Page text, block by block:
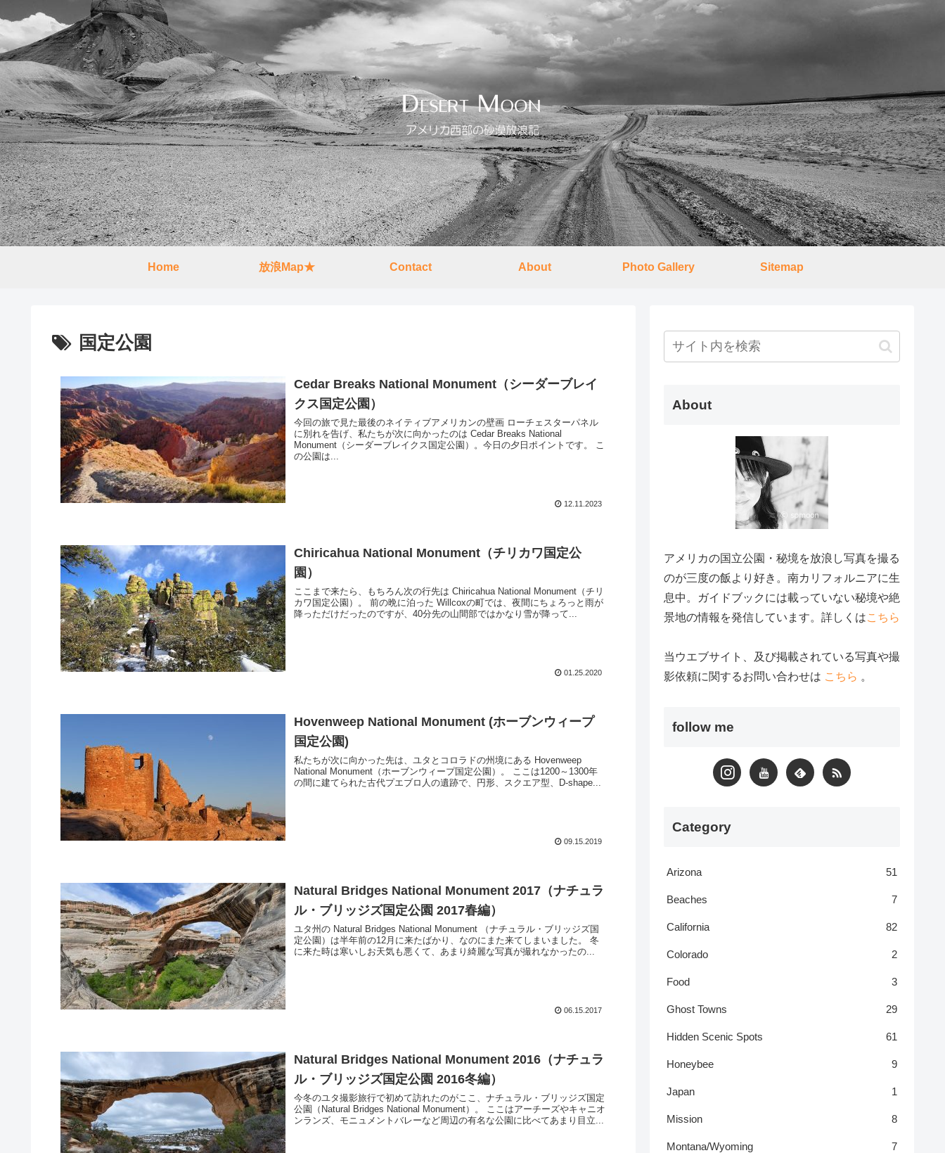
Home 放浪Map★ Contact About Photo Gallery Sitemap
国定公園
Cedar Breaks National Monument（シーダーブレイ
クス国定公園）
今回の旅で見た最後のネイティブアメリカンの壁画 ローチェスターパネル
に別れを告げ、私たちが次に向かったのは Cedar Breaks National
Monument（シーダーブレイクス国定公園）。今日の夕日ポイントです。 こ
の公園は...
12.11.2023
Chiricahua National Monument（チリカワ国定公
園）
ここまで来たら、もちろん次の行先は Chiricahua National Monument（チリ
カワ国定公園）。 前の晩に泊った Willcoxの町では、夜間にちょろっと雨が
降っただけだったのですが、40分先の山間部ではかなり雪が降って...
01.25.2020
Hovenweep National Monument (ホーブンウィープ
国定公園)
私たちが次に向かった先は、ユタとコロラドの州境にある Hovenweep
National Monument（ホーブンウィープ国定公園）。 ここは1200～1300年
の間に建てられた古代プエブロ人の遺跡で、円形、スクエア型、D-shape...
09.15.2019
Natural Bridges National Monument 2017（ナチュラ
ル・ブリッジズ国定公園 2017春編）
ユタ州の Natural Bridges National Monument （ナチュラル・ブリッジズ国
定公園）は半年前の12月に来たばかり、なのにまた来てしまいました。 冬
に来た時は寒いしお天気も悪くて、あまり綺麗な写真が撮れなかったの...
06.15.2017
Natural Bridges National Monument 2016（ナチュラ
ル・ブリッジズ国定公園 2016冬編）
今冬のユタ撮影旅行で初めて訪れたのがここ、ナチュラル・ブリッジズ国定
公園（Natural Bridges National Monument）。 ここはアーチーズやキャニオ
ンランズ、モニュメントバレーなど周辺の有名な公園に比べてあまり目立...
About
アメリカの国立公園・秘境を放浪し写真を撮る
のが三度の飯より好き。南カリフォルニアに生
息中。ガイドブックには載っていない秘境や絶
景地の情報を発信しています。詳しくはこちら
当ウエブサイト、及び掲載されている写真や撮
影依頼に関するお問い合わせは こちら 。
follow me
Category
Arizona 51
Beaches 7
California 82
Colorado 2
Food 3
Ghost Towns 29
Hidden Scenic Spots 61
Honeybee 9
Japan 1
Mission 8
Montana/Wyoming 7